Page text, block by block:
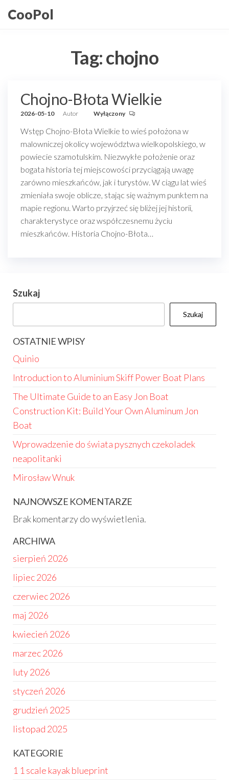
doCooPol
Tag:chojno
Chojno-Błota Wielkie
2026-05-10 Autor Wyłączony
Wstęp Chojno-Błota Wielkie to wieś położona w
malowniczej okolicy województwa wielkopolskiego, w
powiecie szamotulskim. Niezwykłe położenie oraz
bogata historia tej miejscowości przyciągają uwagę
zarówno mieszkańców, jak i turystów. W ciągu lat wieś
zmieniała swoje oblicze, stając się ważnym punktem na
mapie regionu. Warto przyjrzeć się bliżej jej historii,
charakterystyce oraz współczesnemu życiu
mieszkańców. Historia Chojno-Błota…
Szukaj
Szukaj
OSTATNIE WPISY
Quinio
Introduction to Aluminium Skiff Power Boat Plans
The Ultimate Guide to an Easy Jon Boat
Construction Kit: Build Your Own Aluminum Jon
Boat
Wprowadzenie do świata pysznych czekoladek
neapolitanki
Mirosław Wnuk
NAJNOWSZE KOMENTARZE
Brak komentarzy do wyświetlenia.
ARCHIWA
sierpień 2026
lipiec 2026
czerwiec 2026
maj 2026
kwiecień 2026
marzec 2026
luty 2026
styczeń 2026
grudzień 2025
listopad 2025
KATEGORIE
1 1 scale kayak blueprint